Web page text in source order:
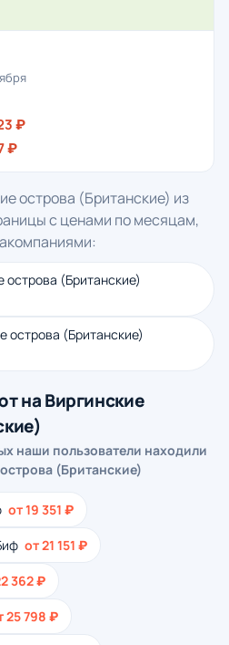
₽
₽
острова (Британские) из
с ценами по месяцам,
острова (Британские)
острова (Британские)
на Виргинские
наши пользователи находили
(Британские)
от 19 351 ₽
от 21 151 ₽
362 ₽
25 798 ₽